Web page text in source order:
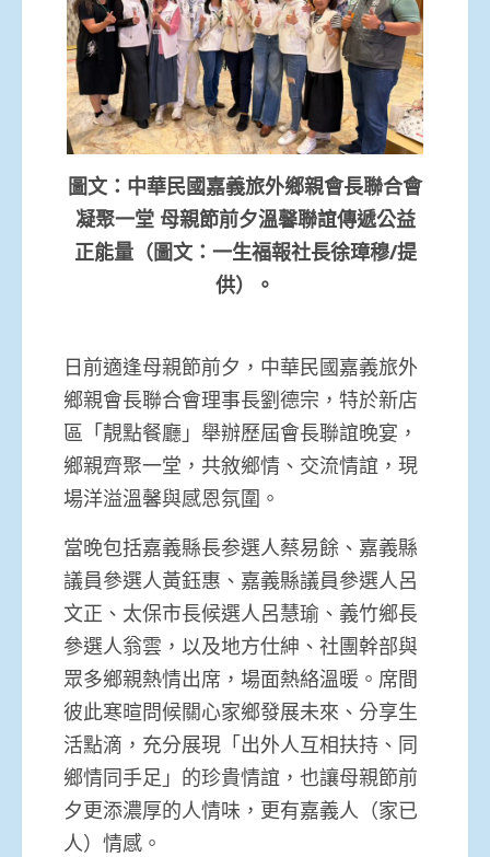
圖文：中華民國嘉義旅外鄉親會長聯合會
凝聚一堂 母親節前夕溫馨聯誼傳遞公益
正能量（圖文：一生福報社長徐璋穆/提
供）。
日前適逢母親節前夕，中華民國嘉義旅外
鄉親會長聯合會理事長劉德宗，特於新店
區「靚點餐廳」舉辦歷屆會長聯誼晚宴，
鄉親齊聚一堂，共敘鄉情、交流情誼，現
場洋溢溫馨與感恩氛圍。
當晚包括嘉義縣長参選人蔡易餘、嘉義縣
議員參選人黃鈺惠、嘉義縣議員參選人呂
文正、太保市長候選人呂慧瑜、義竹鄉長
參選人翁雲，以及地方仕紳、社團幹部與
眾多鄉親熱情出席，場面熱絡溫暖。席間
彼此寒暄問候關心家鄉發展未來、分享生
活點滴，充分展現「出外人互相扶持、同
鄉情同手足」的珍貴情誼，也讓母親節前
夕更添濃厚的人情味，更有嘉義人（家已
人）情感。